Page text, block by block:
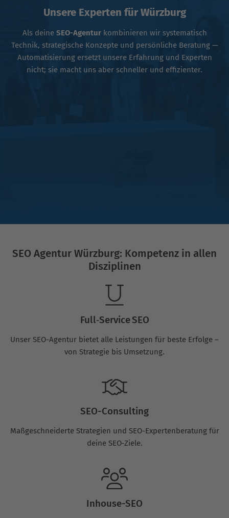
Unsere Experten für Würzburg
Als deine SEO-Agenturkombinieren wir systematisch
Technik, strategische Konzepte und persönliche Beratung —
Automatisierung ersetzt unsere Erfahrung und Experten
nicht; sie macht uns aber schneller und effizienter.
SEO Agentur Würzburg: Kompetenz in allen
Disziplinen
Full‑Service SEO
Unser SEO-Agentur bietet alle Leistungen für beste Erfolge –
von Strategie bis Umsetzung.
SEO-Consulting
Maßgeschneiderte Strategien und SEO-Expertenberatung für
deine SEO‑Ziele.
Inhouse-SEO